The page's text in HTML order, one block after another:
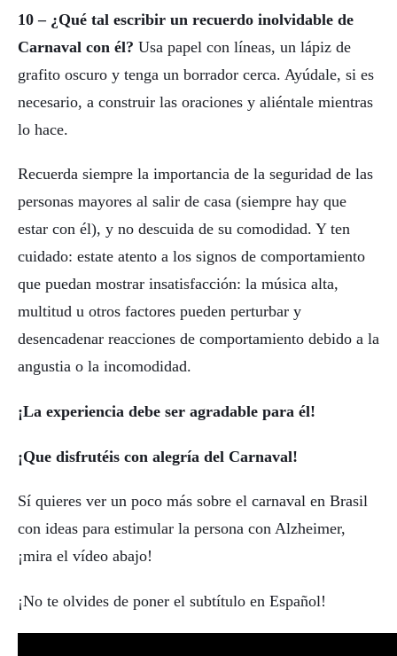
10 – ¿Qué tal escribir un recuerdo inolvidable de
Carnaval con él? Usa papel con líneas, un lápiz de
grafito oscuro y tenga un borrador cerca. Ayúdale, si es
necesario, a construir las oraciones y aliéntale mientras
lo hace.
Recuerda siempre la importancia de la seguridad de las
personas mayores al salir de casa (siempre hay que
estar con él), y no descuida de su comodidad. Y ten
cuidado: estate atento a los signos de comportamiento
que puedan mostrar insatisfacción: la música alta,
multitud u otros factores pueden perturbar y
desencadenar reacciones de comportamiento debido a la
angustia o la incomodidad.
¡La experiencia debe ser agradable para él!
¡Que disfrutéis con alegría del Carnaval!
Sí quieres ver un poco más sobre el carnaval en Brasil
con ideas para estimular la persona con Alzheimer,
¡mira el vídeo abajo!
¡No te olvides de poner el subtítulo en Español!